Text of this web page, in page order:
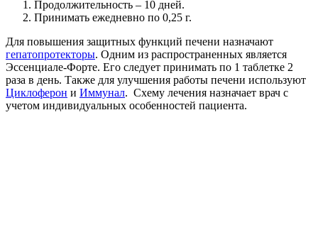
Продолжительность – 10 дней.
Принимать ежедневно по 0,25 г.
Для повышения защитных функций печени назначают
гепатопротекторы. Одним из распространенных является
Эссенциале-Форте. Его следует принимать по 1 таблетке 2
раза в день. Также для улучшения работы печени используют
Циклоферон и Иммунал. Схему лечения назначает врач с
учетом индивидуальных особенностей пациента.